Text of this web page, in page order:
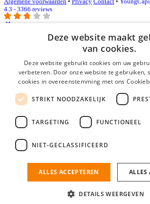
4.3 - 3366 reviews
Inloggen als bedrijf
E-mail*
Wachtwoord
login gegevens onthouden
login
Bedrijf aanmelden
nieuwe collega/werknemer zo gevonden!
Deze website maakt
van cookies.
Deze website gebruikt cookies om uw
verbeteren. Door onze website te gebruiken,
cookies in overeenstemming met ons
STRIKT NOODZAKELIJK
TARGETING FUNCTIONEEL
NIET-GECLASSIFICEERD
ALLES ACCEPTEREN ALLES
DETAILS WEERGEVEN